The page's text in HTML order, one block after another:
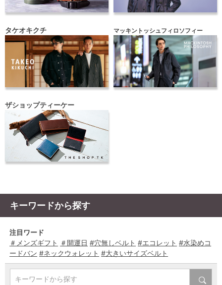
タケオキクチ マッキントッシュフィロソフィー
ザショップティーケー
キーワードから探す
注目ワード
＃メンズギフト ＃開運日 #穴無しベルト #エコレット #水染めコ
ードバン #ネックウォレット #大きいサイズベルト
キーワードから探す